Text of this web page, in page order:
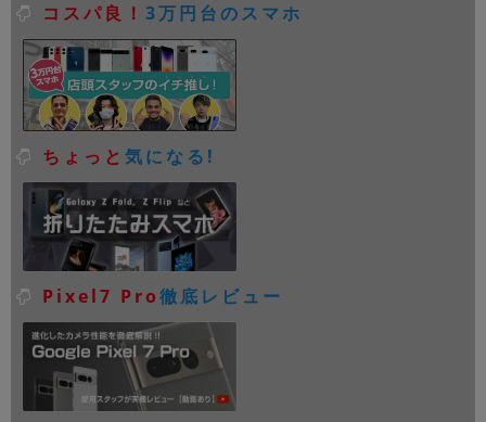
コスパ良！ 3万円台のスマホ
ちょっと 気になる!
Pixel7 Pro徹底レビュー